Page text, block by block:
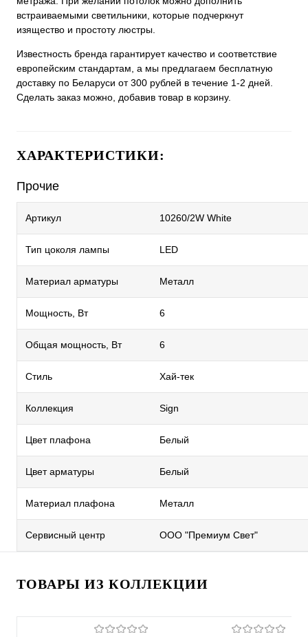
встраиваемыми светильники, которые подчеркнут
изящество и простоту люстры.
Известность бренда гарантирует качество и соответствие
европейским стандартам, а мы предлагаем бесплатную
доставку по Беларуси от 300 рублей в течение 1-2 дней.
Сделать заказ можно, добавив товар в корзину.
ХАРАКТЕРИСТИКИ:
Прочие
Артикул 10260/2W White
Тип цоколя лампы LED
Материал арматуры Металл
Мощность, Вт 6
Общая мощность, Вт 6
Стиль Хай-тек
Коллекция Sign
Цвет плафона Белый
Цвет арматуры Белый
Материал плафона Металл
Сервисный центр ООО "Премиум Свет"
ТОВАРЫ ИЗ КОЛЛЕКЦИИ